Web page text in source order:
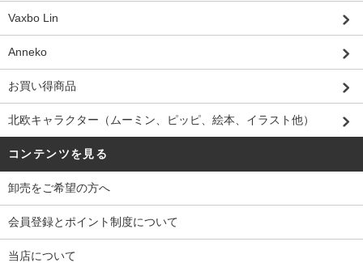
Vaxbo Lin
Anneko
お買い得商品
北欧キャラクター（ムーミン、ピッピ、絵本、イラスト他）
コンテンツを見る
卸売をご希望の方へ
会員登録とポイント制度について
当店について